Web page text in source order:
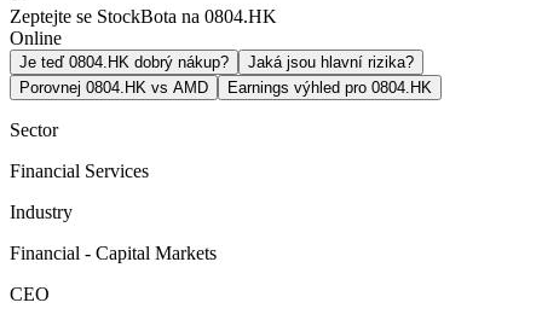
Zeptejte se StockBota na 0804.HK
Online
Je teď 0804.HK dobrý nákup?
Jaká jsou hlavní rizika?
Porovnej 0804.HK vs AMD
Earnings výhled pro 0804.HK
Sector
Financial Services
Industry
Financial - Capital Markets
CEO